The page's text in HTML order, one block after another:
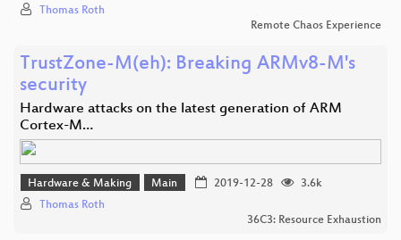
Thomas Roth
Remote Chaos Experience
TrustZone-M(eh): Breaking ARMv8-M's
security
Hardware attacks on the latest generation of ARM
Cortex-M…
Hardware & Making Main 2019-12-28
3.6k
Thomas Roth
36C3: Resource Exhaustion